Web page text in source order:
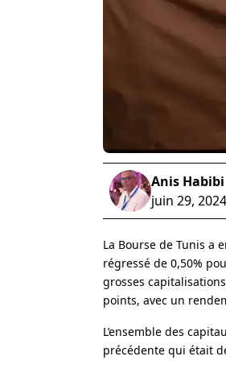
Anis Habibi
juin 29,
La Bourse de Tunis a
régressé de 0,50%
grosses
points, avec un
L’ensemble des
précédente qui était